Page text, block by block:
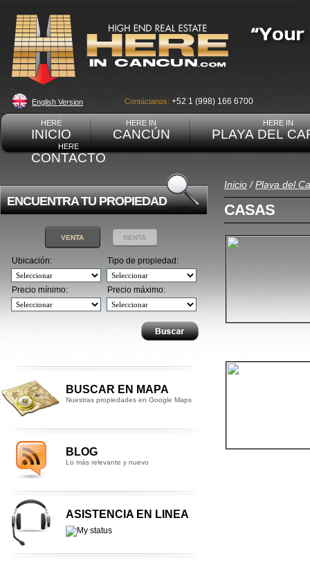
English Version Contáctanos: +52 1 (998) 166 6700
HERE
INICIO
HERE IN
CANCÚN
HERE IN
PLAYA DEL
HERE
CONTACTO
ENCUENTRA TU PROPIEDAD
VENTA RENTA
Ubicación:
Precio mínimo:
Tipo de propiedad:
Precio máximo:
BUSCAR EN MAPA
Nuestras propiedades en Google Maps
BLOG
Lo más relevante y nuevo
ASISTENCIA EN LINEA
Inicio /Playa del
CASAS